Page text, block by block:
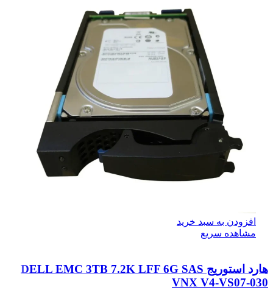
افزودن به سبد خرید
مشاهده سریع
هارد استوریج DELL EMC 3TB 7.2K LFF 6G SAS
VNX V4-VS07-030